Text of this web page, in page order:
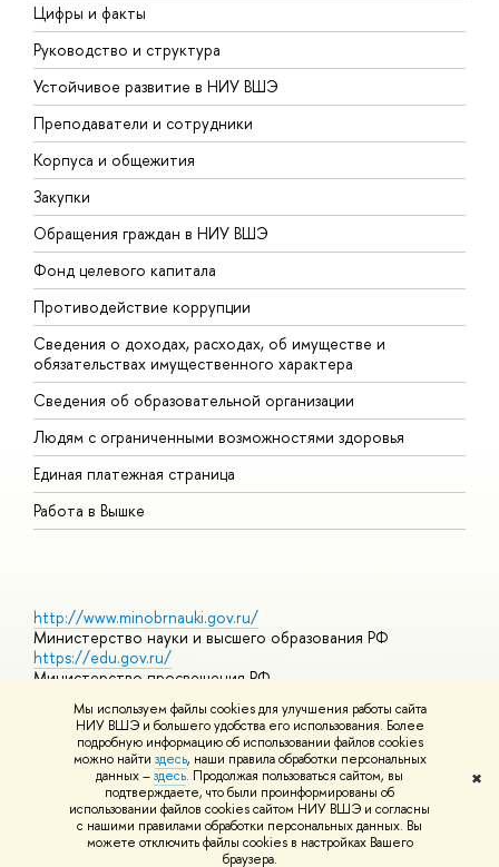
Мы используем файлы cookies для улучшения работы сайта
НИУ ВШЭ и большего удобства его использования. Более
подробную информацию об использовании файлов cookies
можно найти здесь, наши правила обработки персональных
данных –здесь. Продолжая пользоваться сайтом, вы
подтверждаете, что были проинформированы об
использовании файлов cookies сайтом НИУ ВШЭ и согласны
с нашими правилами обработки персональных данных. Вы
можете отключить файлы cookies в настройках Вашего
браузера.
✖
Цифры и факты
Руководство и структура
Устойчивое развитие в НИУ ВШЭ
Преподаватели и сотрудники
Корпуса и общежития
Закупки
Обращения граждан в НИУ ВШЭ
Фонд целевого капитала
Противодействие коррупции
Сведения о доходах, расходах, об имуществе и
обязательствах имущественного характера
Сведения об образовательной организации
Людям с ограниченными возможностями здоровья
Единая платежная страница
Работа в Вышке
http://www.minobrnauki.gov.ru/
Министерство науки и высшего образования РФ
https://edu.gov.ru/
Министерство просвещения РФ
https://elearning.hse.ru/mooc
Массовые открытые онлайн-курсы
© НИУ ВШЭ 1993–2026 Адреса и контактыУсловия
использования материалов Политика конфиденциальности
Шрифты HSE Sans и HSE Slab разработаны вШколе дизайна НИУ